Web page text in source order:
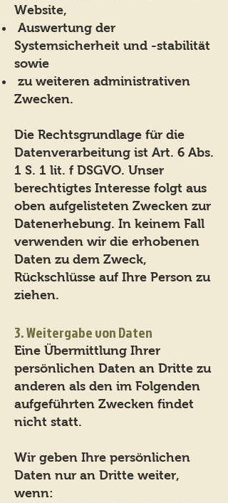
Website,
Auswertung der
Systemsicherheit und -stabilität
sowie
zu weiteren administrativen
Zwecken.
Die Rechtsgrundlage für die
Datenverarbeitung ist Art. 6 Abs.
1 S. 1 lit. f DSGVO. Unser
berechtigtes Interesse folgt aus
oben aufgelisteten Zwecken zur
Datenerhebung. In keinem Fall
verwenden wir die erhobenen
Daten zu dem Zweck,
Rückschlüsse auf Ihre Person zu
ziehen.
3. Weitergabe von Daten
Eine Übermittlung Ihrer
persönlichen Daten an Dritte zu
anderen als den im Folgenden
aufgeführten Zwecken findet
nicht statt.
Wir geben Ihre persönlichen
Daten nur an Dritte weiter,
wenn: